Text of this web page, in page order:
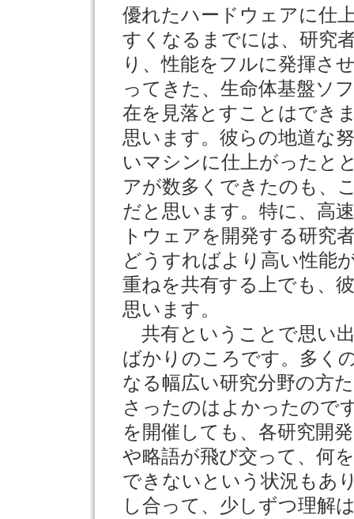
優れたハードウェアに仕
すくなるまでには、研究
り、性能をフルに発揮さ
ってきた、生命体基盤ソ
在を見落とすことはでき
思います。彼らの地道な
いマシンに仕上がったと
アが数多くできたのも、
だと思います。特に、高
トウェアを開発する研究
どうすればより高い性能
重ねを共有する上でも、
思います。
共有ということで思い
ばかりのころです。多く
なる幅広い研究分野の方
さったのはよかったので
を開催しても、各研究開
や略語が飛び交って、何
できないという状況もあ
し合って、少しずつ理解